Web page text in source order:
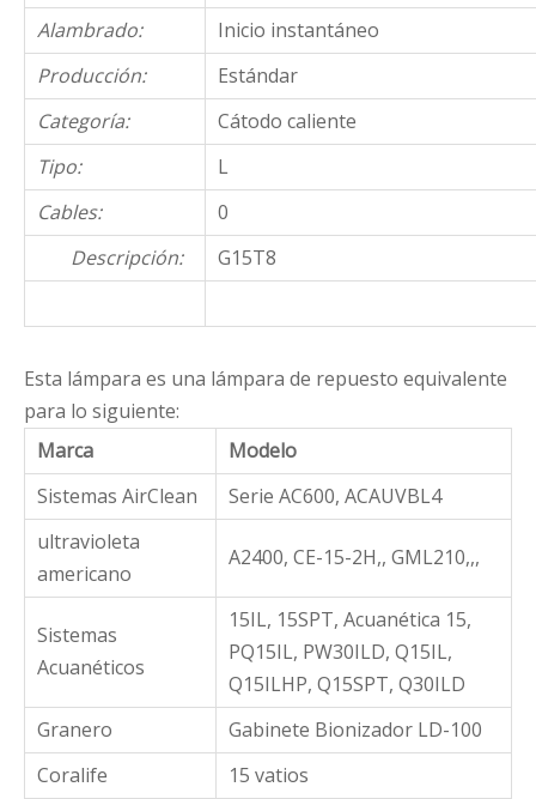
Alambrado:
Inicio instantáneo
Producción:
Estándar
Categoría:
Cátodo caliente
Tipo:
L
Cables:
0
Descripción:
G15T8
Esta lámpara es una lámpara de repuesto equivalente
para lo siguiente:
Marca
Modelo
Sistemas AirClean
Serie AC600, ACAUVBL4
ultravioleta
americano
A2400, CE-15-2H,, GML210,,,
Sistemas
Acuanéticos
15IL, 15SPT, Acuanética 15,
PQ15IL, PW30ILD, Q15IL,
Q15ILHP, Q15SPT, Q30ILD
Granero
Gabinete Bionizador LD-100
Coralife
15 vatios